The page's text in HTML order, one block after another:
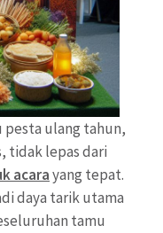
pesta ulang tahun,
tidak lepas dari
acarayang tepat.
daya tarik utama
tamu